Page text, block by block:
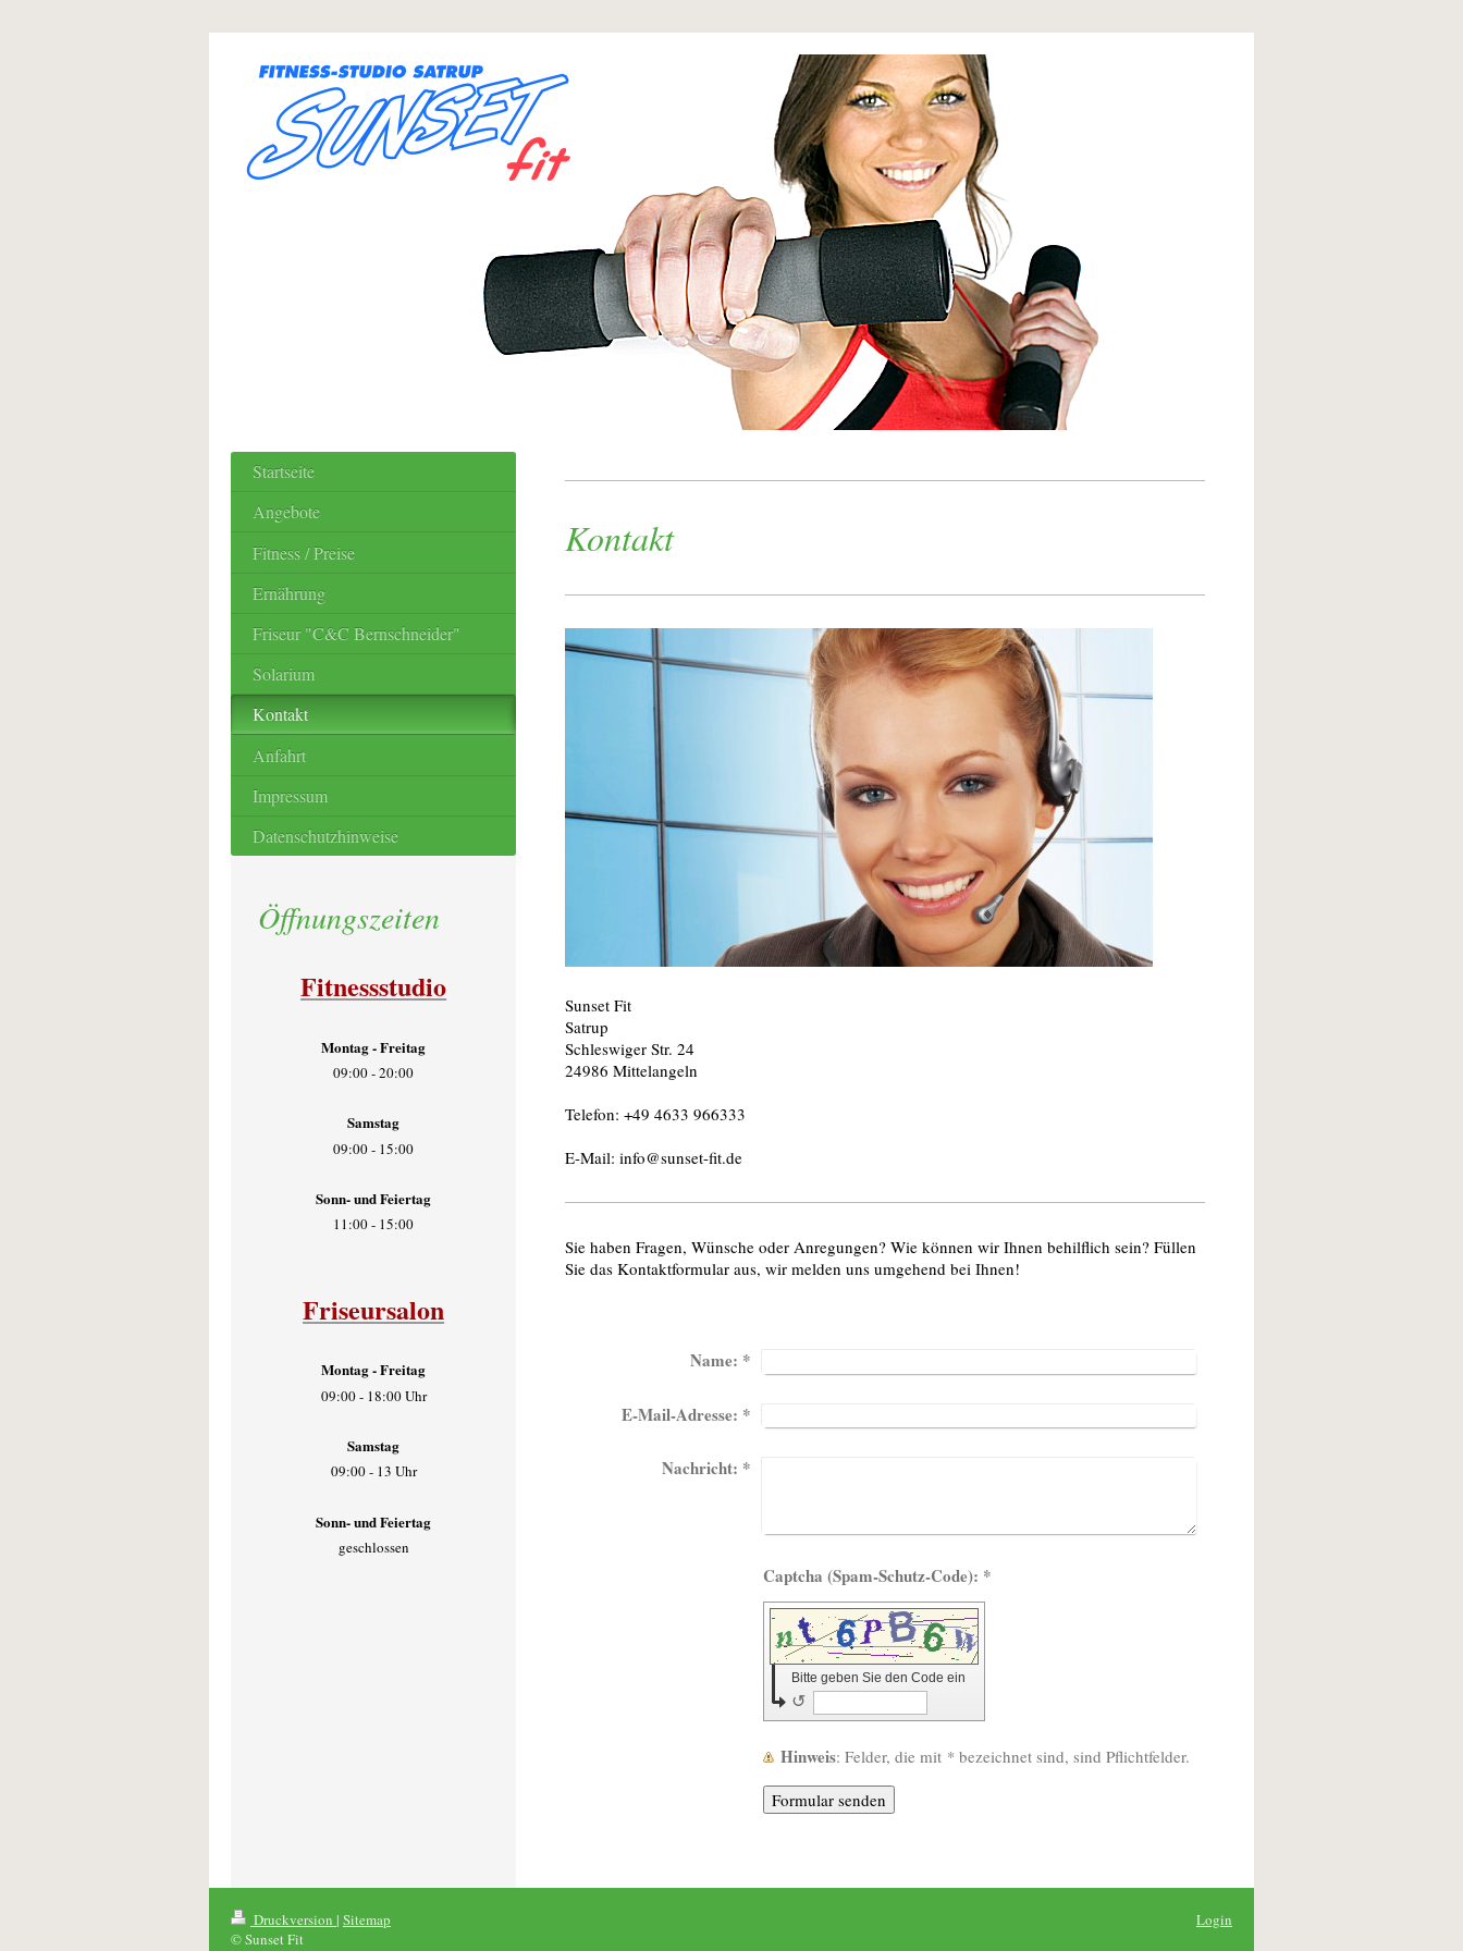
Kontakt
Sunset Fit
Satrup
Schleswiger Str. 24
24986 Mittelangeln
Telefon: +49 4633 966333
E-Mail: info@sunset-fit.de
Sie haben Fragen, Wünsche oder Anregungen? Wie können wir Ihnen behilflich sein? Füllen
Sie das Kontaktformular aus, wir melden uns umgehend bei Ihnen!
Name: *
E-Mail-Adresse: *
Nachricht: *
Captcha (Spam-Schutz-Code): *
Bitte geben Sie den Code ein
↺
Hinweis : Felder, die mit * bezeichnet sind, sind Pflichtfelder.
Startseite
Angebote
Fitness / Preise
Ernährung
Friseur "C&C Bernschneider"
Solarium
Kontakt
Anfahrt
Impressum
Datenschutzhinweise
Öffnungszeiten
Fitnessstudio
Montag - Freitag
09:00 - 20:00
Samstag
09:00 - 15:00
Sonn- und Feiertag
11:00 - 15:00
Friseursalon
Montag - Freitag
09:00 - 18:00 Uhr
Samstag
09:00 - 13 Uhr
Sonn- und Feiertag
geschlossen
Druckversion | Sitemap
© Sunset Fit
Login